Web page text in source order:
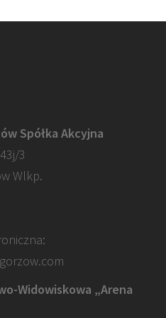
Spółka Akcyjna
3
Wlkp.
Widowiskowa „Arena